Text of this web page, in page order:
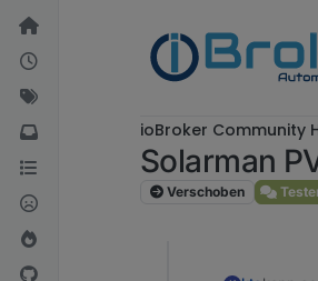
Weiter zum Inhalt
ioBroker Community
Solarman
Verschoben